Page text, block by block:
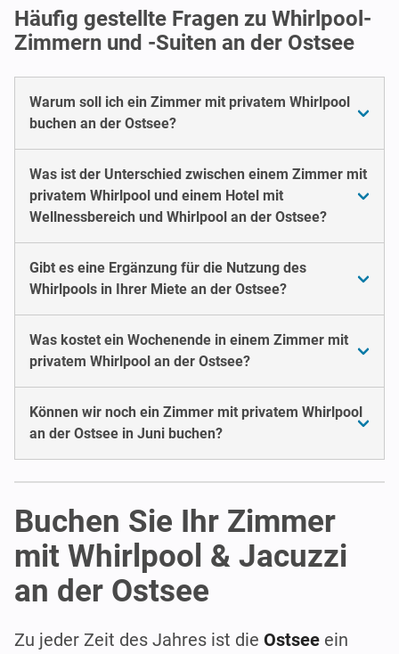
Häufig gestellte Fragen zu Whirlpool-
Zimmern und -Suiten an der Ostsee
Warum soll ich ein Zimmer mit privatem Whirlpool
buchen an der Ostsee?
Was ist der Unterschied zwischen einem Zimmer mit
privatem Whirlpool und einem Hotel mit
Wellnessbereich und Whirlpool an der Ostsee?
Gibt es eine Ergänzung für die Nutzung des
Whirlpools in Ihrer Miete an der Ostsee?
Was kostet ein Wochenende in einem Zimmer mit
privatem Whirlpool an der Ostsee?
Können wir noch ein Zimmer mit privatem Whirlpool
an der Ostsee in Juni buchen?
Buchen Sie Ihr Zimmer
mit Whirlpool & Jacuzzi
an der Ostsee
Zu jeder Zeit des Jahres ist die Ostsee ein